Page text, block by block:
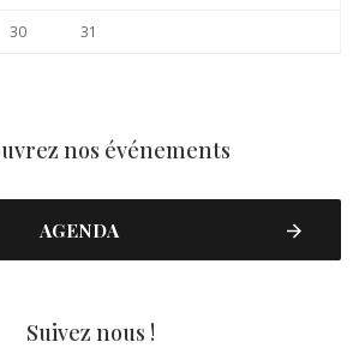
30 31
nos événements
AGENDA
Suivez nous !